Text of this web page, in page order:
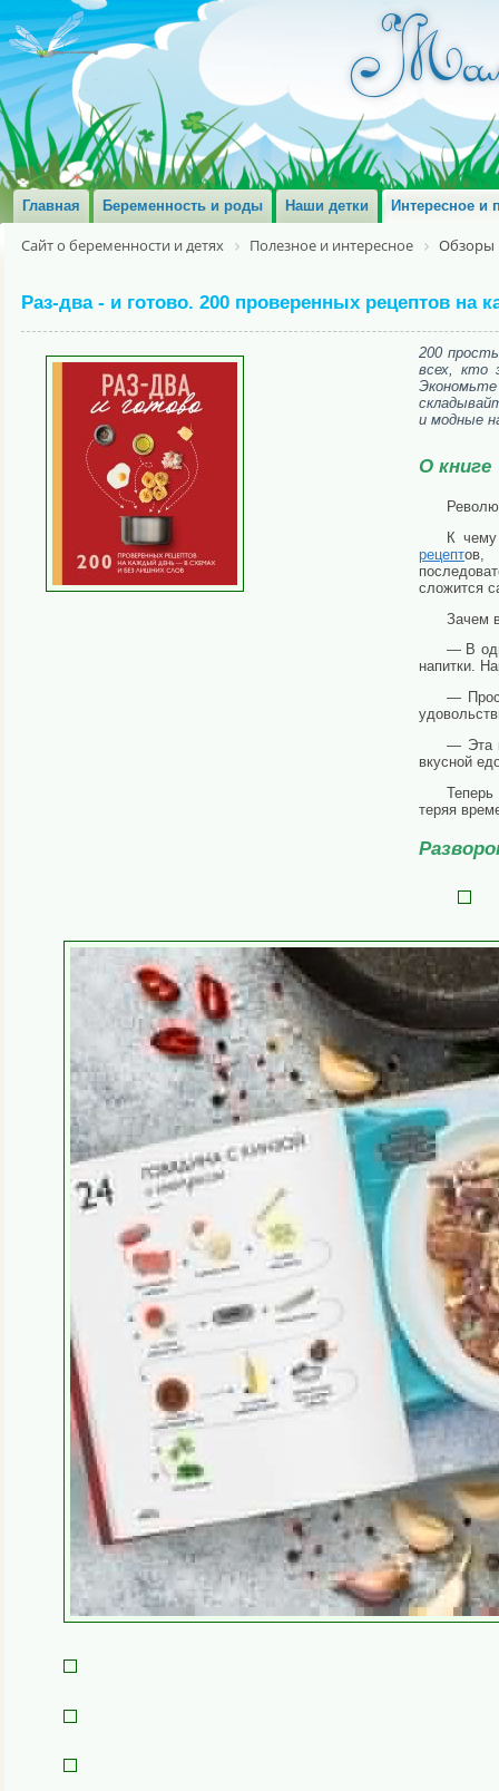
Главная Беременность и роды Наши детки Интересное и
Сайт о беременности и детях Полезное и интересное Обзоры
Раз-два - и готово. 200 проверенных рецептов
200
всех, кто
и модные
О книге
К чему
рецептов,
сложится
Зачем
— В
напитки.
—
— Эта
вкусной
теряя